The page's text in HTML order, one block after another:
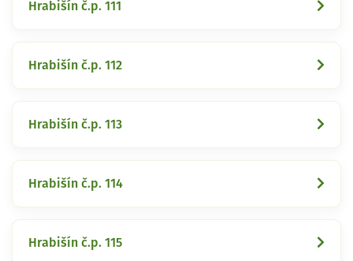
Hrabišín č.p. 111
Hrabišín č.p. 112
Hrabišín č.p. 113
Hrabišín č.p. 114
Hrabišín č.p. 115